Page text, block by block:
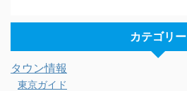
カテゴリー
タウン情報
東京ガイド